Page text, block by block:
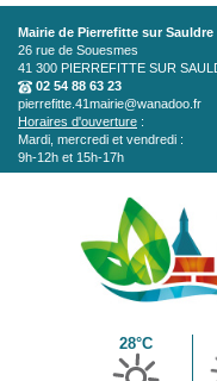
Aller au contenu principal
Mairie de Pierrefitte sur Sauldre
26 rue de Souesmes
41 300 PIERREFITTE SUR
02 54 88 63 23
pierrefitte.41mairie@wanadoo.fr
Horaires d'ouverture :
Mardi, mercredi et vendredi :
9h-12h et 15h-17h
28°C